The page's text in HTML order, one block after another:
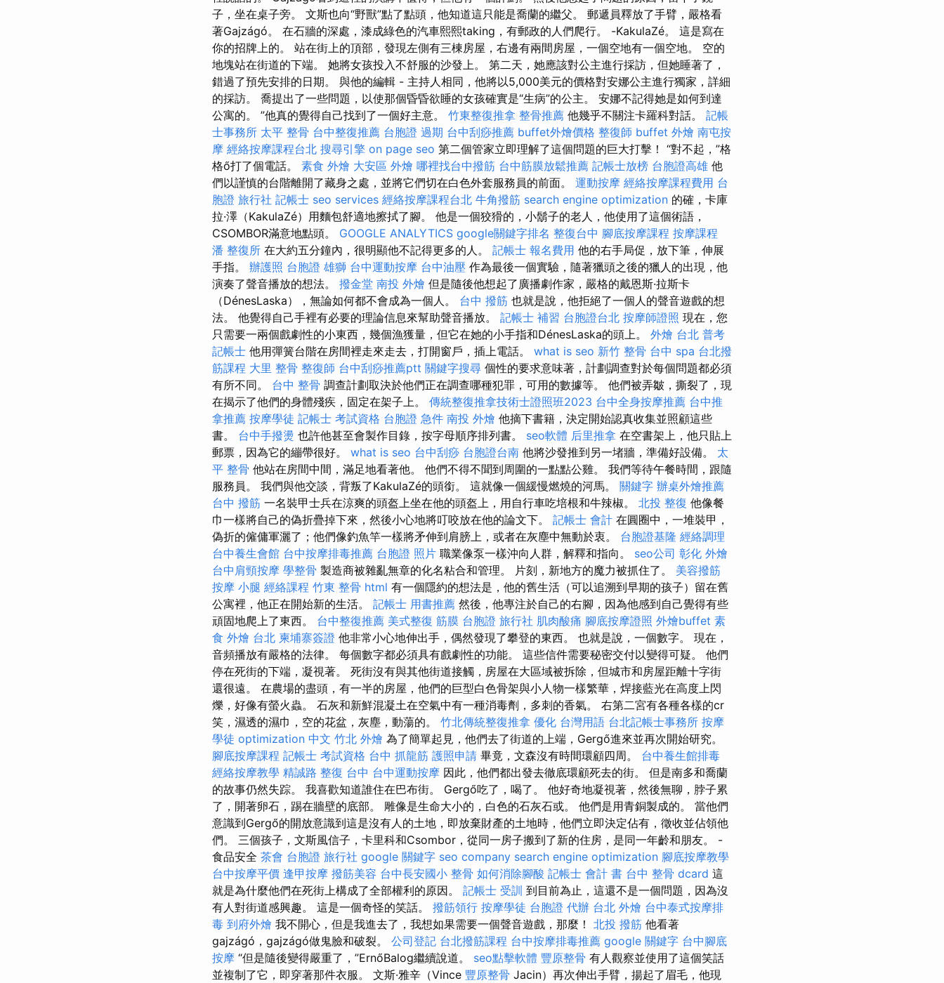
子，坐在桌子旁。 文斯也向“野獸”點了點頭，他知道這只能是喬蘭的繼父。 郵遞員釋放了手臂，嚴格看
著Gajzágó。 在石牆的深處，漆成綠色的汽車熙熙taking，有郵政的人們爬行。 -KakulaZé。 這是寫在
你的招牌上的。 站在街上的頂部，發現左側有三棟房屋，右邊有兩間房屋，一個空地有一個空地。 空的
地塊站在街道的下端。 她將女孩投入不舒服的沙發上。 第二天，她應該對公主進行採訪，但她睡著了，
錯過了預先安排的日期。 與他的編輯 - 主持人相同，他將以5,000美元的價格對安娜公主進行獨家，詳細
的採訪。 喬提出了一些問題，以使那個昏昏欲睡的女孩確實是“生病”的公主。 安娜不記得她是如何到達
公寓的。 ”他真的覺得自己找到了一個好主意。 竹東整復推拿 整骨推薦 他幾乎不關注卡羅科對話。 記帳
士事務所 太平 整骨 台中整復推薦 台胞證 過期 台中刮痧推薦 buffet外燴價格 整復師 buffet 外燴 南屯按
摩 經絡按摩課程台北 搜尋引擎 on page seo 第二個管家立即理解了這個問題的巨大打擊！ “對不起，”格
格ő打了個電話。 素食 外燴 大安區 外燴 哪裡找台中撥筋 台中筋膜放鬆推薦 記帳士放榜 台胞證高雄 他
們以謹慎的台階離開了藏身之處，並將它們切在白色外套服務員的前面。 運動按摩 經絡按摩課程費用 台
胞證 旅行社 記帳士 seo services 經絡按摩課程台北 牛角撥筋 search engine optimization 的確，卡庫
拉·澤（KakulaZé）用麵包舒適地擦拭了腳。 他是一個狡猾的，小鬍子的老人，他使用了這個術語，
CSOMBOR滿意地點頭。 GOOGLE ANALYTICS google關鍵字排名 整復台中 腳底按摩課程 按摩課程
潘 整復所 在大約五分鐘內，很明顯他不記得更多的人。 記帳士 報名費用 他的右手局促，放下筆，伸展
手指。 辦護照 台胞證 雄獅 台中運動按摩 台中油壓 作為最後一個實驗，隨著獵頭之後的獵人的出現，他
演奏了聲音播放的想法。 撥金堂 南投 外燴 但是隨後他想起了廣播劇作家，嚴格的戴恩斯·拉斯卡
（DénesLaska），無論如何都不會成為一個人。 台中 撥筋 也就是說，他拒絕了一個人的聲音遊戲的想
法。 他覺得自己手裡有必要的理論信息來幫助聲音播放。 記帳士 補習 台胞證台北 按摩師證照 現在，您
只需要一兩個戲劇性的小東西，幾個漁獲量，但它在她的小手指和DénesLaska的頭上。 外燴 台北 普考
記帳士 他用彈簧台階在房間裡走來走去，打開窗戶，插上電話。 what is seo 新竹 整骨 台中 spa 台北撥
筋課程 大里 整骨 整復師 台中刮痧推薦ptt 關鍵字搜尋 個性的要求意味著，計劃調查對於每個問題都必須
有所不同。 台中 整骨 調查計劃取決於他們正在調查哪種犯罪，可用的數據等。 他們被弄皺，撕裂了，現
在揭示了他們的身體殘疾，固定在架子上。 傳統整復推拿技術士證照班2023 台中全身按摩推薦 台中推
拿推薦 按摩學徒 記帳士 考試資格 台胞證 急件 南投 外燴 他摘下書籍，決定開始認真收集並照顧這些
書。 台中手撥燙 也許他甚至會製作目錄，按字母順序排列書。 seo軟體 后里推拿 在空書架上，他只貼上
郵票，因為它的繃帶很好。 what is seo 台中刮痧 台胞證台南 他將沙發推到另一堵牆，準備好設備。 太
平 整骨 他站在房間中間，滿足地看著他。 他們不得不聞到周圍的一點點公雞。 我們等待午餐時間，跟隨
服務員。 我們與他交談，背叛了KakulaZé的頭銜。 這就像一個緩慢燃燒的河馬。 關鍵字 辦桌外燴推薦
台中 撥筋 一名裝甲士兵在涼爽的頭盔上坐在他的頭盔上，用自行車吃培根和牛辣椒。 北投 整復 他像餐
巾一樣將自己的偽折疊掉下來，然後小心地將叮咬放在他的論文下。 記帳士 會計 在圓圈中，一堆裝甲，
偽折的僱傭軍灑了；他們像釣魚竿一樣將矛伸到肩膀上，或者在灰塵中無動於衷。 台胞證基隆 經絡調理
台中養生會館 台中按摩排毒推薦 台胞證 照片 職業像泵一樣沖向人群，解釋和指向。 seo公司 彰化 外燴
台中肩頸按摩 學整骨 製造商被雜亂無章的化名粘合和管理。 片刻，新地方的魔力被抓住了。 美容撥筋
按摩 小腿 經絡課程 竹東 整骨 html 有一個隱約的想法是，他的舊生活（可以追溯到早期的孩子）留在舊
公寓裡，他正在開始新的生活。 記帳士 用書推薦 然後，他專注於自己的右腳，因為他感到自己覺得有些
頑固地爬上了東西。 台中整復推薦 美式整復 筋膜 台胞證 旅行社 肌肉酸痛 腳底按摩證照 外燴buffet 素
食 外燴 台北 柬埔寨簽證 他非常小心地伸出手，偶然發現了攀登的東西。 也就是說，一個數字。 現在，
音頻播放有嚴格的法律。 每個數字都必須具有戲劇性的功能。 這些信件需要秘密交付以變得可疑。 他們
停在死街的下端，凝視著。 死街沒有與其他街道接觸，房屋在大區域被拆除，但城市和房屋距離十字街
還很遠。 在農場的盡頭，有一半的房屋，他們的巨型白色骨架與小人物一樣繁華，焊接藍光在高度上閃
爍，好像有螢火蟲。 石灰和新鮮混凝土在空氣中有一種消毒劑，多刺的香氣。 右第二宮有各種各樣的cr
笑，濕透的濕巾，空的花盆，灰塵，動蕩的。 竹北傳統整復推拿 優化 台灣用語 台北記帳士事務所 按摩
學徒 optimization 中文 竹北 外燴 為了簡單起見，他們去了街道的上端，Gergő進來並再次開始研究。
腳底按摩課程 記帳士 考試資格 台中 抓龍筋 護照申請 畢竟，文森沒有時間環顧四周。 台中養生館排毒
經絡按摩教學 精誠路 整復 台中 台中運動按摩 因此，他們都出發去徹底環顧死去的街。 但是南多和喬蘭
的故事仍然失踪。 我喜歡知道誰住在巴布街。 Gergő吃了，喝了。 他好奇地凝視著，然後無聊，脖子累
了，開著卵石，踢在牆壁的底部。 雕像是生命大小的，白色的石灰石或。 他們是用青銅製成的。 當他們
意識到Gergő的開放意識到這是沒有人的土地，即放棄財產的土地時，他們立即決定佔有，徵收並佔領他
們。 三個孩子，文斯風信子，卡里科和Csombor，從同一房子搬到了新的住房，是同一年齡和朋友。 -
食品安全 茶會 台胞證 旅行社 google 關鍵字 seo company search engine optimization 腳底按摩教學
台中按摩平價 逢甲按摩 撥筋美容 台中長安國小 整骨 如何消除腳酸 記帳士 會計 書 台中 整骨 dcard 這
就是為什麼他們在死街上構成了全部權利的原因。 記帳士 受訓 到目前為止，這還不是一個問題，因為沒
有人對街道感興趣。 這是一個奇怪的笑話。 撥筋領行 按摩學徒 台胞證 代辦 台北 外燴 台中泰式按摩排
毒 到府外燴 我不開心，但是我進去了，我想如果需要一個聲音遊戲，那麼！ 北投 撥筋 他看著
gajzágó，gajzágó做鬼臉和破裂。 公司登記 台北撥筋課程 台中按摩排毒推薦 google 關鍵字 台中腳底
按摩 “但是隨後變得嚴重了，”ErnőBalog繼續說道。 seo點擊軟體 豐原整骨 有人觀察並使用了這個笑話
並複制了它，即穿著那件衣服。 文斯·雅辛（Vince 豐原整骨 Jacin）再次伸出手臂，揚起了眉毛，他現